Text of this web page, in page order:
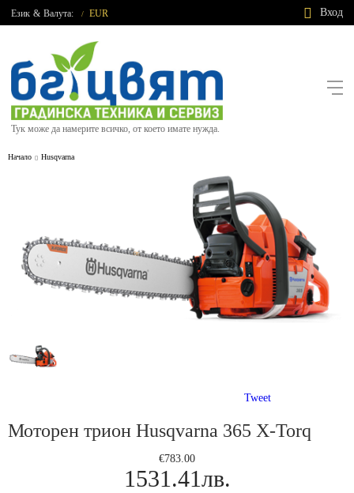
Език & Валута: / EUR Вход
Тук може да намерите всичко, от което имате нужда.
Начало Husqvarna
Tweet
Моторен трион Husqvarna 365 X-Torq
€783.00
1531.41лв.